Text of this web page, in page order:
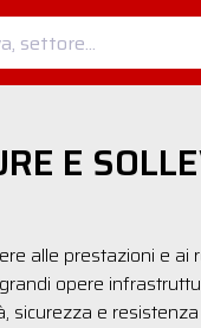
E
alle prestazioni e
opere
sicurezza e